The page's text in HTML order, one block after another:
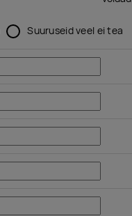
Suuruseid veel ei tea